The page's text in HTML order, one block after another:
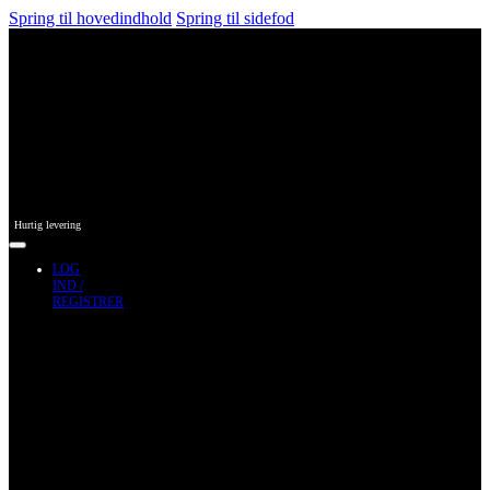
Spring til hovedindhold Spring til sidefod
Hurtig levering
LOG
IND /
REGISTRER